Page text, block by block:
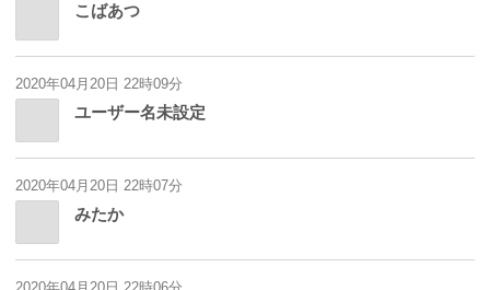
こばあつ
2020年04月20日 22時09分
ユーザー名未設定
2020年04月20日 22時07分
みたか